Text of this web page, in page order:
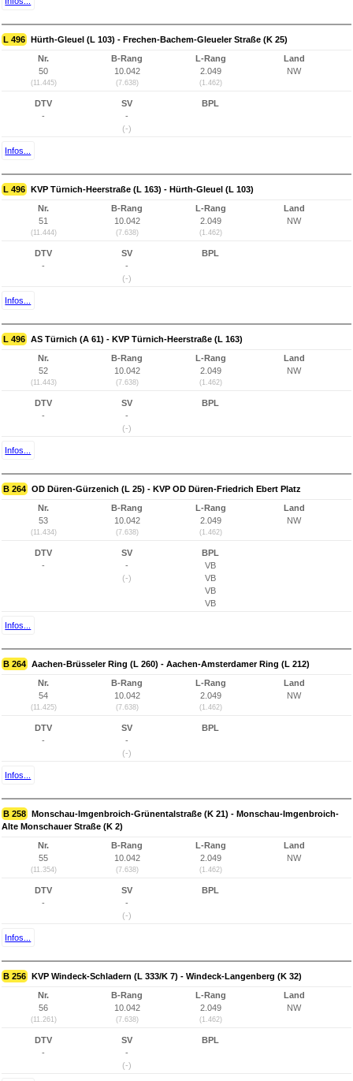
L 496 Hürth-Gleuel (L 103) - Frechen-Bachem-Gleueler Straße (K 25)
Nr.
50
(11.445)
B-Rang
10.042
(7.638)
L-Rang
2.049
(1.462)
Land
NW
DTV
-
SV
-
(-)
BPL
Infos...
L 496 KVP Türnich-Heerstraße (L 163) - Hürth-Gleuel (L 103)
Nr.
51
(11.444)
B-Rang
10.042
(7.638)
L-Rang
2.049
(1.462)
Land
NW
DTV
-
SV
-
(-)
BPL
Infos...
L 496 AS Türnich (A 61) - KVP Türnich-Heerstraße (L 163)
Nr.
52
(11.443)
B-Rang
10.042
(7.638)
L-Rang
2.049
(1.462)
Land
NW
DTV
-
SV
-
(-)
BPL
Infos...
B 264 OD Düren-Gürzenich (L 25) - KVP OD Düren-Friedrich Ebert Platz
Nr.
53
(11.434)
B-Rang
10.042
(7.638)
L-Rang
2.049
(1.462)
Land
NW
DTV
-
SV
-
(-)
BPL
VB
VB
VB
VB
Infos...
B 264 Aachen-Brüsseler Ring (L 260) - Aachen-Amsterdamer Ring (L 212)
Nr.
54
(11.425)
B-Rang
10.042
(7.638)
L-Rang
2.049
(1.462)
Land
NW
DTV
-
SV
-
(-)
BPL
Infos...
B 258 Monschau-Imgenbroich-Grünentalstraße (K 21) - Monschau-Imgenbroich-
Alte Monschauer Straße (K 2)
Nr.
55
(11.354)
B-Rang
10.042
(7.638)
L-Rang
2.049
(1.462)
Land
NW
DTV
-
SV
-
(-)
BPL
Infos...
B 256 KVP Windeck-Schladern (L 333/K 7) - Windeck-Langenberg (K 32)
Nr.
56
(11.261)
B-Rang
10.042
(7.638)
L-Rang
2.049
(1.462)
Land
NW
DTV
-
SV
-
(-)
BPL